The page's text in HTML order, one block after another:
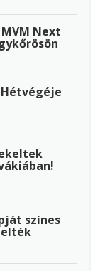
Next
színes